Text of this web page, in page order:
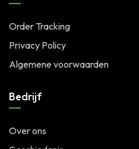
Order Tracking
Privacy Policy
Algemene voorwaarden
Bedrijf
Over ons